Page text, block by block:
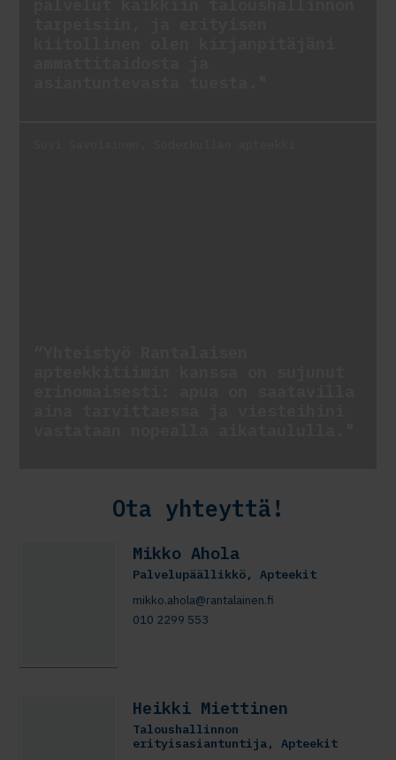
Ota yhteyttä!
Mikko Ahola
Palvelupäällikkö, Apteekit
mikko.ahola@rantalainen.fi
010 2299 553
Heikki Miettinen
Taloushallinnon
erityisasiantuntija, Apteekit